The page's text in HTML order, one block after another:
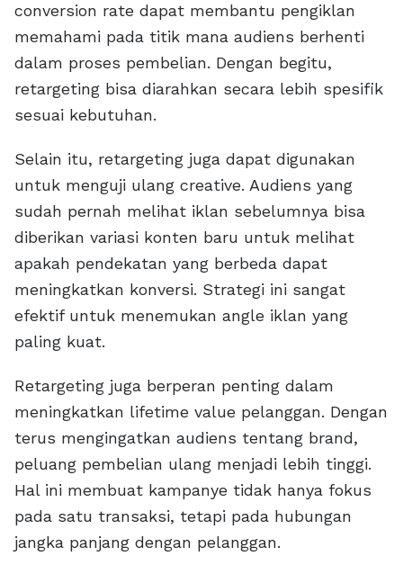
conversion rate dapat membantu pengiklan
memahami pada titik mana audiens berhenti
dalam proses pembelian. Dengan begitu,
retargeting bisa diarahkan secara lebih spesifik
sesuai kebutuhan.
Selain itu, retargeting juga dapat digunakan
untuk menguji ulang creative. Audiens yang
sudah pernah melihat iklan sebelumnya bisa
diberikan variasi konten baru untuk melihat
apakah pendekatan yang berbeda dapat
meningkatkan konversi. Strategi ini sangat
efektif untuk menemukan angle iklan yang
paling kuat.
Retargeting juga berperan penting dalam
meningkatkan lifetime value pelanggan. Dengan
terus mengingatkan audiens tentang brand,
peluang pembelian ulang menjadi lebih tinggi.
Hal ini membuat kampanye tidak hanya fokus
pada satu transaksi, tetapi pada hubungan
jangka panjang dengan pelanggan.